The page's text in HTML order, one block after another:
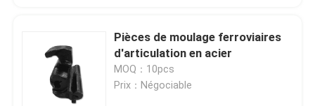
Pièces de moulage ferroviaires
d'articulation en acier
MOQ：10pcs
Prix：Négociable